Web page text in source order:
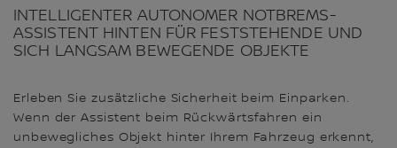
INTELLIGENTER AUTONOMER NOTBREMS-
ASSISTENT HINTEN FÜR FESTSTEHENDE UND
SICH LANGSAM BEWEGENDE OBJEKTE
Erleben Sie zusätzliche Sicherheit beim Einparken.
Wenn der Assistent beim Rückwärtsfahren ein
unbewegliches Objekt hinter Ihrem Fahrzeug erkennt,